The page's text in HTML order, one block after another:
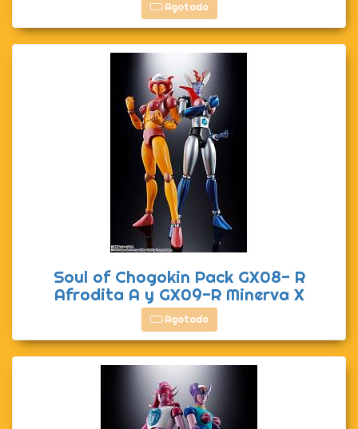
Agotado
Soul of Chogokin Pack GX08- R
Afrodita A y GX09-R Minerva X
Agotado